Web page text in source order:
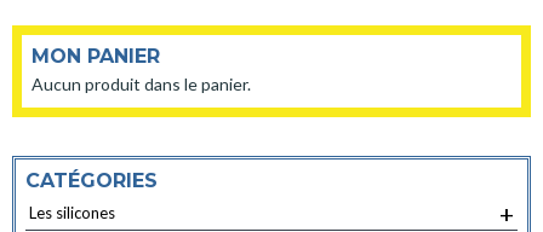
MON PANIER
Aucun produit dans le panier.
CATÉGORIES
+
Les silicones